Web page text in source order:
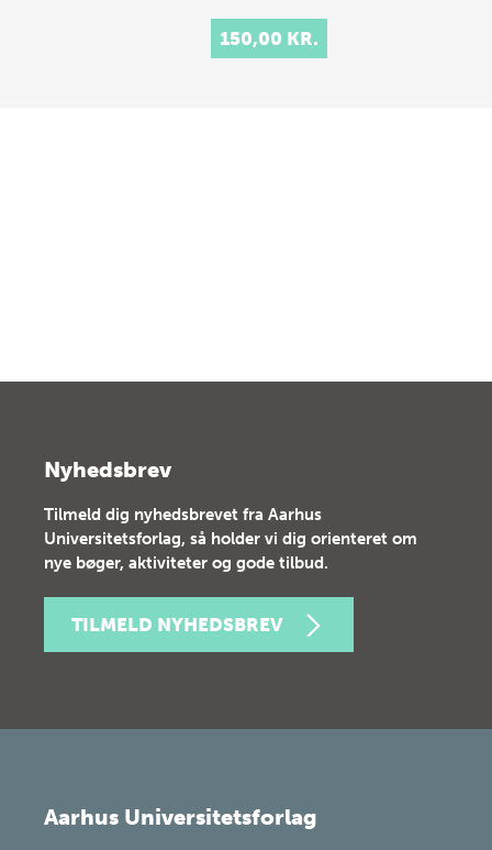
150,00 KR.
Nyhedsbrev
Tilmeld dig nyhedsbrevet fra Aarhus
Universitetsforlag, så holder vi dig orienteret om
nye bøger, aktiviteter og gode tilbud.
TILMELD NYHEDSBREV
Aarhus Universitetsforlag